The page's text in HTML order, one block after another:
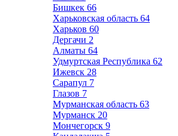
Бишкек 66
Харьковская область 64
Харьков 60
Дергачи 2
Алматы 64
Удмуртская Республика 62
Ижевск 28
Сарапул 7
Глазов 7
Мурманская область 63
Мурманск 20
Мончегорск 9